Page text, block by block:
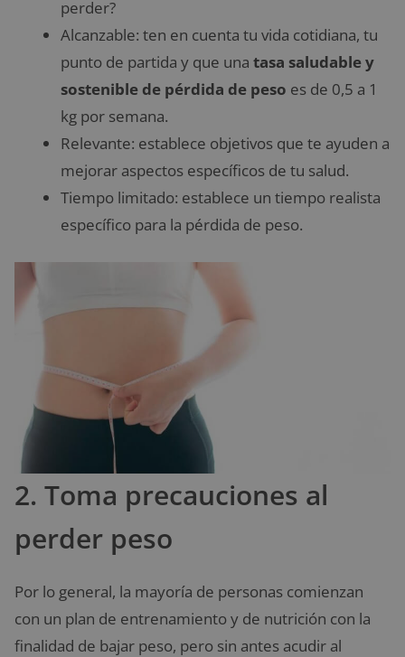
perder?
Alcanzable: ten en cuenta tu vida cotidiana, tu
punto de partida y que una tasa saludable y
sostenible de pérdida de peso es de 0,5 a 1
kg por semana.
Relevante: establece objetivos que te ayuden a
mejorar aspectos específicos de tu salud.
Tiempo limitado: establece un tiempo realista
específico para la pérdida de peso.
2. Toma precauciones al
perder peso
Por lo general, la mayoría de personas comienzan
con un plan de entrenamiento y de nutrición con la
finalidad de bajar peso, pero sin antes acudir al